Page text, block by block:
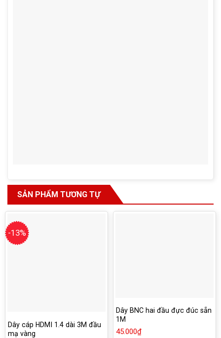
SẢN PHẨM TƯƠNG TỰ
-13%
Dây cáp HDMI 1.4 dài 3M đầu
mạ vàng
Dây BNC hai đầu đực đúc sẵn
1M
45.000₫